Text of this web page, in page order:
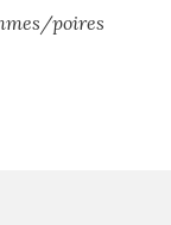
poires